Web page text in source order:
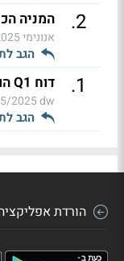
2
. המניה
אנונימי
הגב
1
. דוח Q1 הולך להיות מעניין
dw
13:36
הגב
הורדת